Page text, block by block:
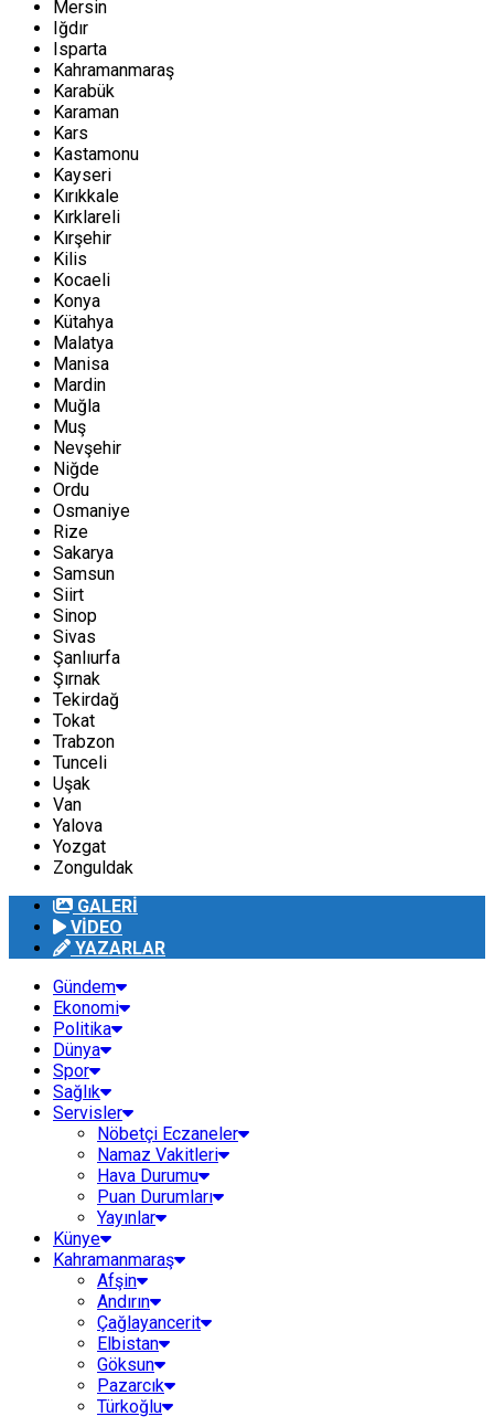
Mersin
Iğdır
Isparta
Kahramanmaraş
Karabük
Karaman
Kars
Kastamonu
Kayseri
Kırıkkale
Kırklareli
Kırşehir
Kilis
Kocaeli
Konya
Kütahya
Malatya
Manisa
Mardin
Muğla
Muş
Nevşehir
Niğde
Ordu
Osmaniye
Rize
Sakarya
Samsun
Siirt
Sinop
Sivas
Şanlıurfa
Şırnak
Tekirdağ
Tokat
Trabzon
Tunceli
Uşak
Van
Yalova
Yozgat
Zonguldak
GALERİ
VİDEO
YAZARLAR
Gündem
Ekonomi
Politika
Dünya
Spor
Sağlık
Servisler
Nöbetçi Eczaneler
Namaz Vakitleri
Hava Durumu
Puan Durumları
Yayınlar
Künye
Kahramanmaraş
Afşin
Andırın
Çağlayancerit
Elbistan
Göksun
Pazarcık
Türkoğlu